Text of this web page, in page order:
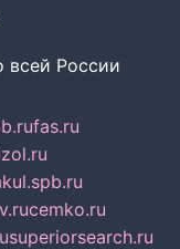
всей России
fas.ru
cemko.ru
superiorsearch.ru